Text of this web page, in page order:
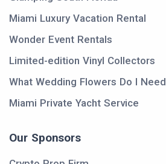
Miami Luxury Vacation Rental
Wonder Event Rentals
Limited-edition Vinyl Collectors
What Wedding Flowers Do I Need
Miami Private Yacht Service
Our Sponsors